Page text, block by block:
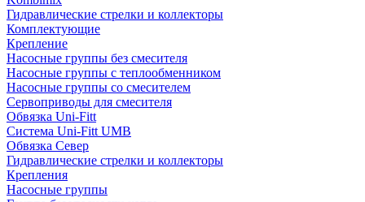
Гидравлические стрелки и коллекторы
Комплектующие
Крепление
Насосные группы без смесителя
Насосные группы с теплообменником
Насосные группы со смесителем
Сервоприводы для смесителя
Обвязка Uni-Fitt
Система Uni-Fitt UMB
Обвязка Север
Гидравлические стрелки и коллекторы
Крепления
Насосные группы